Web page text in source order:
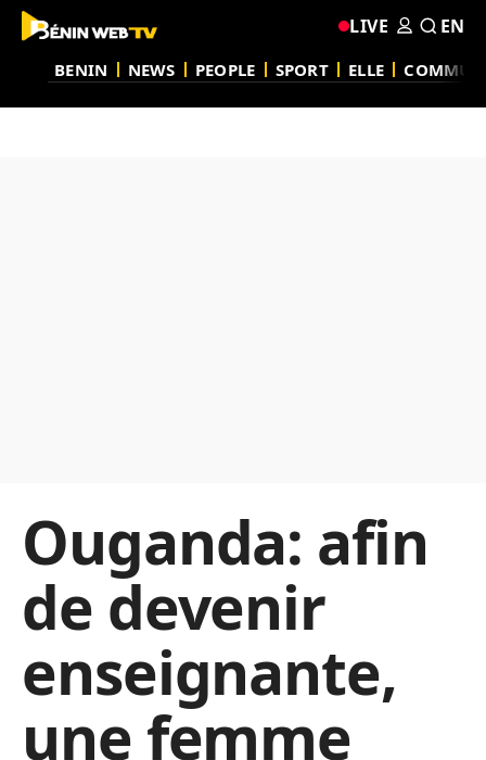
BENIN NEWS PEOPLE SPORT ELLE
LIVE EN
Ouganda: afin
de devenir
enseignante,
une femme